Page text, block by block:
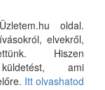
oldal.
elvekről,
Hiszen
ami
Itt olvashatod